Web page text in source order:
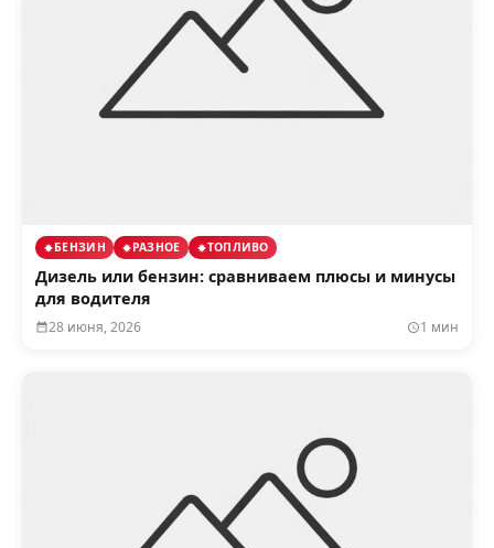
БЕНЗИН РАЗНОЕ ТОПЛИВО
Дизель или бензин: сравниваем плюсы и минусы
для водителя
28 июня, 2026 1 мин